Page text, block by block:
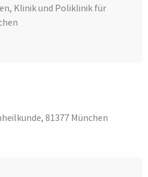
Klinik und Poliklinik für
81377 München